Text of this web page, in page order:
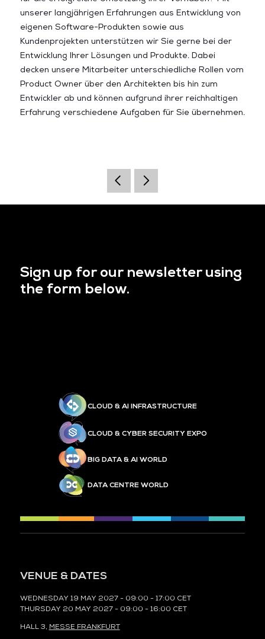
unserer langjährigen Erfahrungen aus Entwicklung von
eigenen Software-Produkten sowie aus
Kundenprojekten unterstützen wir Sie gerne bei der
Entwicklung Ihrer Lösungen und Produkte. Dabei
decken unsere Mitarbeiter unterschiedliche Rollen vom
Product Owner über den Architekten bis hin zum
Entwickler ab und können aufgrund ihrer reichhaltigen
Erfahrung verschiedene Aufgaben für Sie übernehmen.
Sign up for our newsletter using
the form below.
CLOUD & AI INFRASTRUCTURE
CLOUD & CYBER SECURITY EXPO
BIG DATA & AI WORLD
DATA CENTRE WORLD
VENUE & DATES
WEDNESDAY 19 MAY 2027 - 09:00 - 17:00 CET
THURSDAY 20 MAY 2027 - 09:00 - 16:00 CET
HALL 3, MESSE FRANKFURT